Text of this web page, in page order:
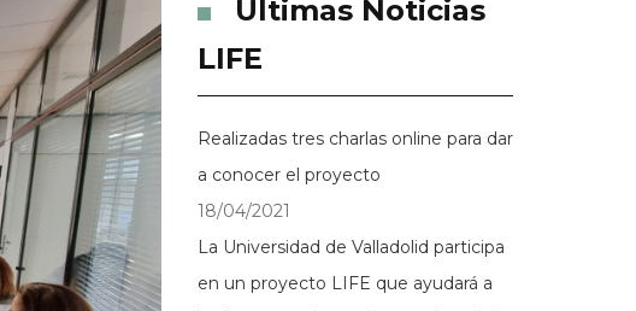
Últimas Noticias
LIFE
Realizadas tres charlas online para dar
a conocer el proyecto
18/04/2021
La Universidad de Valladolid participa
en un proyecto LIFE que ayudará a